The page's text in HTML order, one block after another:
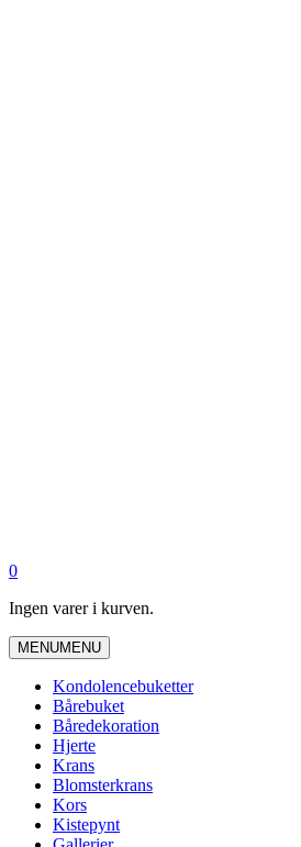
0
Ingen varer i kurven.
MENUMENU
Kondolencebuketter
Bårebuket
Båredekoration
Hjerte
Krans
Blomsterkrans
Kors
Kistepynt